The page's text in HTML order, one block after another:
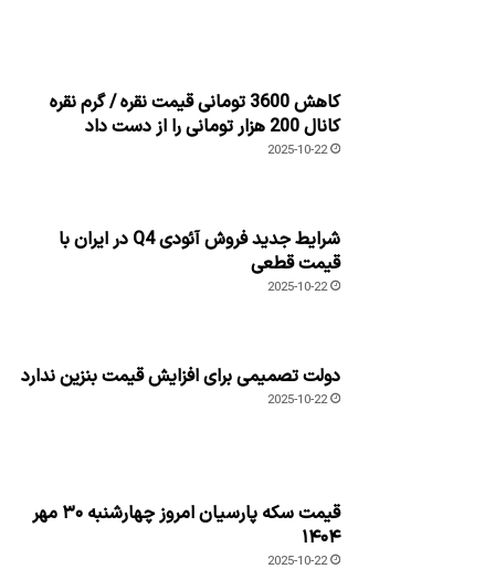
کاهش 3600 تومانی قیمت نقره / گرم نقره
کانال 200 هزار تومانی را از دست داد
2025-10-22
شرایط جدید فروش آئودی Q4 در ایران با
قیمت قطعی
2025-10-22
دولت تصمیمی برای افزایش قیمت بنزین ندارد
2025-10-22
قیمت سکه پارسیان امروز چهارشنبه ۳۰ مهر
۱۴۰۴
2025-10-22